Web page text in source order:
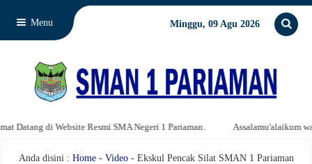
Menu Minggu, 09 Agu 2026
di Website Resmi SMA Negeri 1 Pariaman. Assalamu'alaikum
Anda disini : Home- Video- Ekskul Pencak Silat SMAN 1 Pariaman